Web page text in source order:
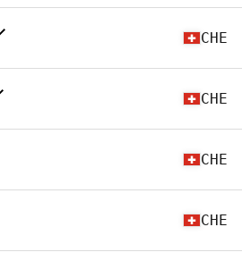
CHE
CHE
CHE
CHE